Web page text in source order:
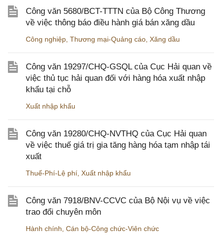
Công văn 5680/BCT-TTTN của Bộ Công Thương
về việc thông báo điều hành giá bán xăng dầu
Công nghiệp Thương mại-Quảng cáo Xăng dầu
Công văn 19297/CHQ-GSQL của Cục Hải quan về
việc thủ tục hải quan đối với hàng hóa xuất nhập
khẩu tại chỗ
Xuất nhập khẩu
Công văn 19280/CHQ-NVTHQ của Cục Hải quan
về việc thuế giá trị gia tăng hàng hóa tạm nhập tái
xuất
Thuế-Phí-Lệ phí Xuất nhập khẩu
Công văn 7918/BNV-CCVC của Bộ Nội vụ về việc
trao đổi chuyên môn
Hành chính Cán bộ-Công chức-Viên chức